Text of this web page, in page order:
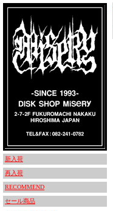
新入荷
再入荷
RECOMMEND
セール商品